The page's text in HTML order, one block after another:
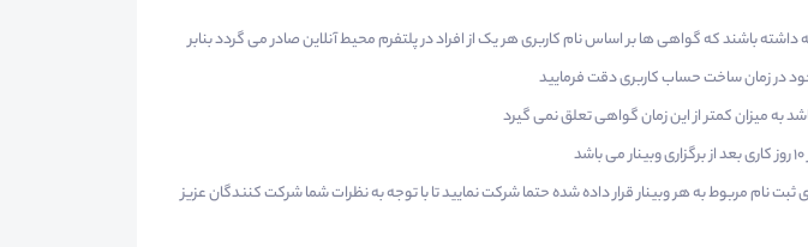
باشند که گواهی ها بر اساس نام کاربری هر یک از افراد در پلتفرم محیط آنلاین صادر می گردد بنابر
در زمان ساخت حساب کاربری دقت فرمایید
نام مربوط به هر وبینار قرار داده شده حتما شرکت نمایید تا با توجه به نظرات شما شرکت کنندگان عزیز